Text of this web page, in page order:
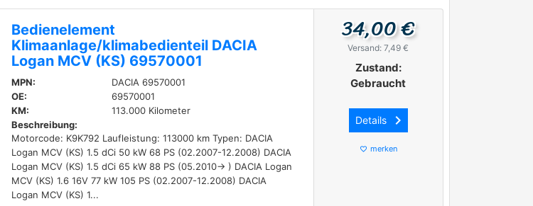
Bedienelement
Klimaanlage/klimabedienteil DACIA
Logan MCV (KS) 69570001
MPN:
DACIA 69570001
OE:
69570001
KM:
113.000 Kilometer
Beschreibung:
Motorcode: K9K792 Laufleistung: 113000 km Typen: DACIA
Logan MCV (KS) 1.5 dCi 50 kW 68 PS (02.2007-12.2008) DACIA
Logan MCV (KS) 1.5 dCi 65 kW 88 PS (05.2010-> ) DACIA Logan
MCV (KS) 1.6 16V 77 kW 105 PS (02.2007-12.2008) DACIA
Logan MCV (KS) 1...
34,00 €
Versand: 7,49 €
Zustand:
Gebraucht
Details keyboard_arrow_right
favorite_border merken